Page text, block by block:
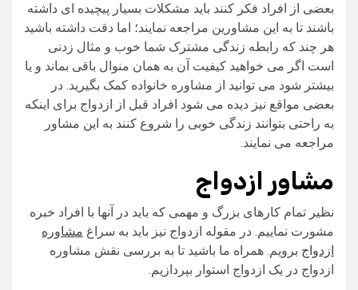
بعضی از افراد فکر کنند باید مشکلات بسیار پیچیده ای داشته
باشند تا به این مشاورین مراجعه نمایند؛ اما دقت داشته باشید
هر چند که رابطه زندگی مشترک شما خوب و مثال زدنی
است اگر می خواهید کیفیت آن به همان منوال باقی بماند و یا
بیشتر شود می توانید از مشاوره خانواده کمک بگیرید. در
بعضی مواقع نیز دیده می شود افراد قبل از ازدواج برای اینکه
به راحتی بتوانند زندگی خوبی را شروع کنند به این مشاور
مراجعه می نمایند.
مشاور ازدواج
نظیر تمام کارهای بزرگ و مهمی که باید در آنها با افراد خبره
مشورت نماییم. در مقوله ازدواج نیز باید به سراغ مشاوره
ازدواج برویم. همراه ما باشید تا به بررسی نقش مشاوره
ازدواج در یک ازدواج استوار بپردازیم.